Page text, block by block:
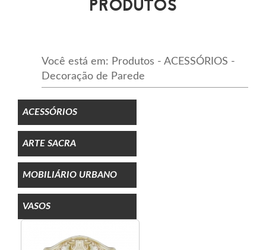
PRODUTOS
Você está em: Produtos - ACESSÓRIOS -
Decoração de Parede
ACESSÓRIOS
ARTE SACRA
MOBILIÁRIO URBANO
VASOS